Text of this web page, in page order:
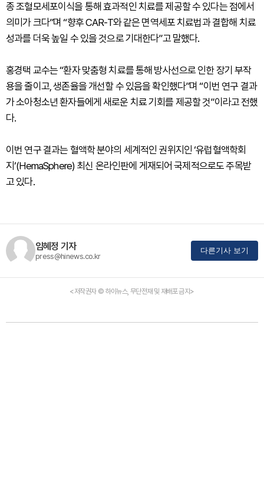
종 조혈모세포이식을 통해 효과적인 치료를 제공할 수 있다는 점에서
의미가 크다”며 “향후 CAR-T와 같은 면역세포 치료법과 결합해 치료
성과를 더욱 높일 수 있을 것으로 기대한다”고 말했다.
홍경택 교수는 “환자 맞춤형 치료를 통해 방사선으로 인한 장기 부작
용을 줄이고, 생존율을 개선할 수 있음을 확인했다”며 “이번 연구 결과
가 소아청소년 환자들에게 새로운 치료 기회를 제공할 것”이라고 전했
다.
이번 연구 결과는 혈액학 분야의 세계적인 권위지인 ‘유럽혈액학회
지’(HemaSphere) 최신 온라인판에 게재되어 국제적으로도 주목받
고 있다.
임혜정 기자
press@hinews.co.kr
다른기사 보기
<저작권자 © 하이뉴스, 무단전재 및 재배포 금지>